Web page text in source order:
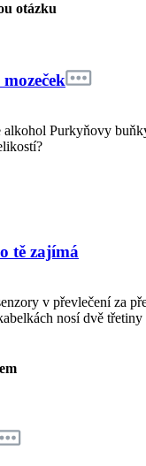
otázku
alkohol Purkyňovy
tě zajímá
v převlečení za
nosí dvě